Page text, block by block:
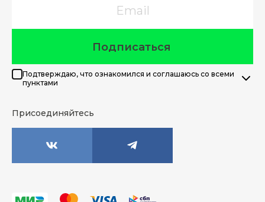
Подписаться
Подтверждаю, что ознакомился и соглашаюсь со всеми
пунктами
Присоединяйтесь